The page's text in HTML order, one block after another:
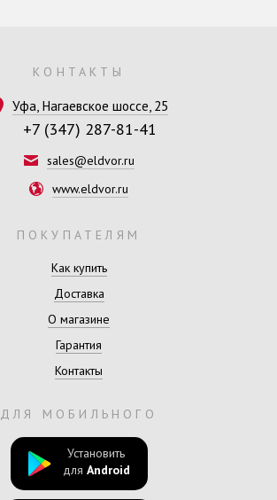
КОНТАКТЫ
Уфа, Нагаевское шоссе, 25
+7 (347) 287-81-41
sales@eldvor.ru
www.eldvor.ru
ПОКУПАТЕЛЯМ
Как купить
Доставка
О магазине
Гарантия
Контакты
ДЛЯ МОБИЛЬНОГО
Установить
для Android